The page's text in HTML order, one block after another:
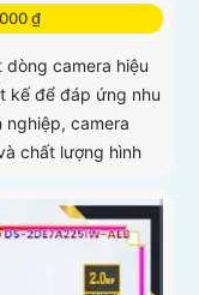
₫
dòng camera hiệu
kế để đáp ứng nhu
nghiệp, camera
chất lượng hình